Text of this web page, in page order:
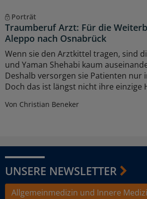
Porträt
Traumberuf Arzt: Für die
Aleppo nach Osnabrück
Wenn sie den Arztkittel tragen, sind
und Yaman Shehabi kaum
Deshalb versorgen sie Patienten nur
Doch das ist längst nicht ihre einzige
Von Christian Beneker
UNSERE NEWSLETTER
Allgemeinmedizin und Innere